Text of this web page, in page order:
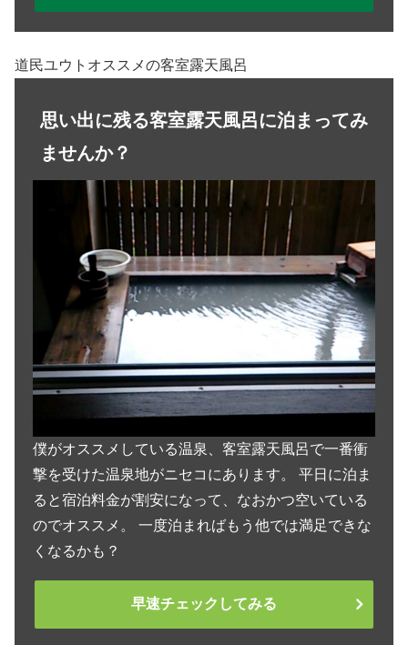
道民ユウトオススメの客室露天風呂
思い出に残る客室露天風呂に泊まってみ
ませんか？
僕がオススメしている温泉、客室露天風呂で一番衝
撃を受けた温泉地がニセコにあります。 平日に泊ま
ると宿泊料金が割安になって、なおかつ空いている
のでオススメ。 一度泊まればもう他では満足できな
くなるかも？
早速チェックしてみる